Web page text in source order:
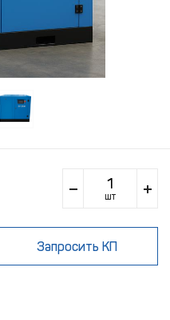
шт
Запросить КП